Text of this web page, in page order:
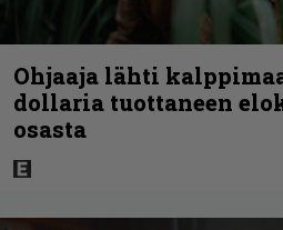
Ohjaaja lähti
dollaria tuottaneen
osasta